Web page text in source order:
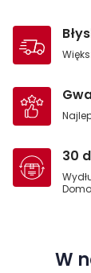
30
W